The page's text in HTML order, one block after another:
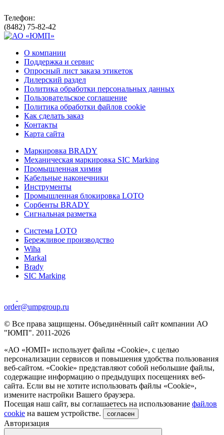
Телефон:
(8482) 75-82-42
О компании
Поддержка и сервис
Опросный лист заказа этикеток
Дилерский раздел
Политика обработки персональных данных
Пользовательское соглашение
Политика обработки файлов cookie
Как сделать заказ
Контакты
Карта сайта
Маркировка BRADY
Механическая маркировка SIC Marking
Промышленная химия
Кабельные наконечники
Инструменты
Промышленная блокировка LOTO
Сорбенты BRADY
Сигнальная разметка
Система LOTO
Бережливое производство
Wiha
Markal
Brady
SIC Marking
order@umpgroup.ru
© Все права защищены. Объединённый сайт компании АО
"ЮМП". 2011-2026
«АО «ЮМП» использует файлы «Сookie», с целью
персонализации сервисов и повышения удобства пользования
веб-сайтом. «Cookie» представляют собой небольшие файлы,
содержащие информацию о предыдущих посещениях веб-
сайта. Если вы не хотите использовать файлы «Сookie»,
измените настройки Вашего браузера.
Посещая наш сайт, вы соглашаетесь на использование файлов
cookie на вашем устройстве. согласен
Авторизация